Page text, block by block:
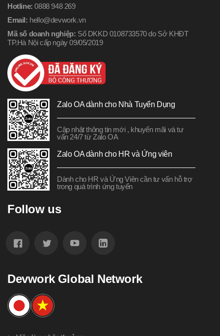
Hotline: 0888 948 269
Email: hello@devwork.vn
Mã số doanh nghiệp: Số DKKD 0108733570 do Sở KHĐT
TP.Hà Nội cấp ngày 09/05/2019
Zalo OA dành cho Nhà Tuyển Dụng
Cập nhật thông tin mới , khuyến mãi và tư
vấn 24/7 từ Zalo OA
Zalo OA dành cho HR và Ứng viên
Dành cho HR và Ứng Viên cần tư vấn hỗ trợ
trong quá trình ứng tuyển
Follow us
Devwork Global Network